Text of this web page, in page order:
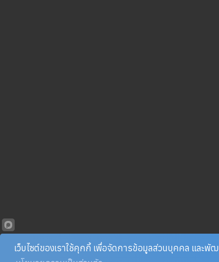
เว็บไซต์ของเราใช้คุกกี้ เพื่อจัดการข้อมูลส่วนบุคคล และ